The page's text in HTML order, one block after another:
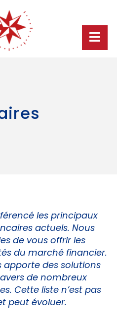
les principaux
actuels. Nous
de vous offrir les
du marché financier.
apporte des solutions
de nombreux
Cette liste n’est pas
peut évoluer.